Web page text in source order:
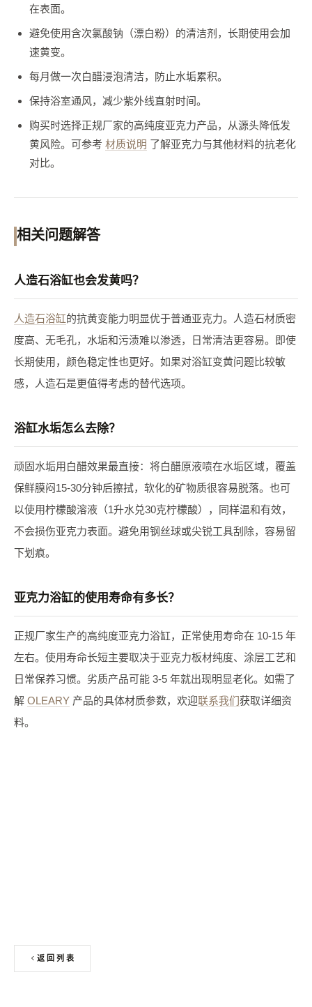
在表面。
避免使用含次氯酸钠（漂白粉）的清洁剂，长期使用会加
速黄变。
每月做一次白醋浸泡清洁，防止水垢累积。
保持浴室通风，减少紫外线直射时间。
购买时选择正规厂家的高纯度亚克力产品，从源头降低发
黄风险。可参考 材质说明 了解亚克力与其他材料的抗老化
对比。
相关问题解答
人造石浴缸也会发黄吗？
人造石浴缸的抗黄变能力明显优于普通亚克力。人造石材质密
度高、无毛孔，水垢和污渍难以渗透，日常清洁更容易。即使
长期使用，颜色稳定性也更好。如果对浴缸变黄问题比较敏
感，人造石是更值得考虑的替代选项。
浴缸水垢怎么去除？
顽固水垢用白醋效果最直接：将白醋原液喷在水垢区域，覆盖
保鲜膜闷15-30分钟后擦拭，软化的矿物质很容易脱落。也可
以使用柠檬酸溶液（1升水兑30克柠檬酸），同样温和有效，
不会损伤亚克力表面。避免用钢丝球或尖锐工具刮除，容易留
下划痕。
亚克力浴缸的使用寿命有多长？
正规厂家生产的高纯度亚克力浴缸，正常使用寿命在 10-15 年
左右。使用寿命长短主要取决于亚克力板材纯度、涂层工艺和
日常保养习惯。劣质产品可能 3-5 年就出现明显老化。如需了
解 OLEARY 产品的具体材质参数，欢迎联系我们获取详细资
料。
返回列表